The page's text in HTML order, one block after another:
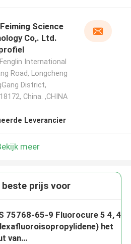
Science
Co,. Ltd.
International
Road, Longcheng
District,
China. ,CHINA
Leverancier
meer
beste prijs voor
75768-65-9 Fluorocure 5 4, 4
het
van